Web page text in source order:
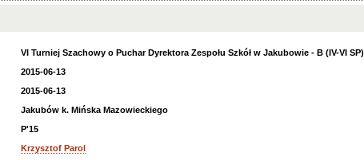
VI Turniej Szachowy o Puchar Dyrektora Zespołu Szkół w Jakubowie - B (IV-VI SP)
2015-06-13
2015-06-13
Jakubów k. Mińska Mazowieckiego
P'15
Krzysztof Parol